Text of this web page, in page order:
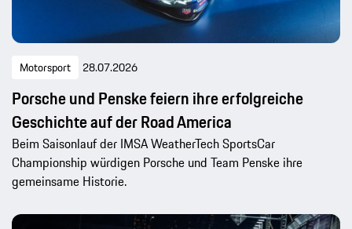
Motorsport 28.07.2026
Porsche und Penske feiern ihre erfolgreiche
Geschichte auf der Road America
Beim Saisonlauf der IMSA WeatherTech SportsCar
Championship würdigen Porsche und Team Penske ihre
gemeinsame Historie.